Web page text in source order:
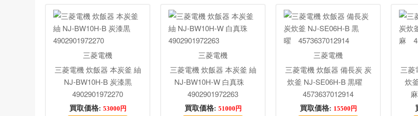
三菱電機
三菱電機 炊飯器 本炭釜 紬
NJ-BW10H-B 炭漆黒
4902901972270
買取価格: 53000円
三菱電機
三菱電機 炊飯器 本炭釜 紬
NJ-BW10H-W 白真珠
4902901972263
買取価格: 51000円
三菱電機
三菱電機 炊飯器 備長炭 炭
炊釜 NJ-SE06H-B 黒曜
4573637012914
買取価格: 15500円
三菱
炊